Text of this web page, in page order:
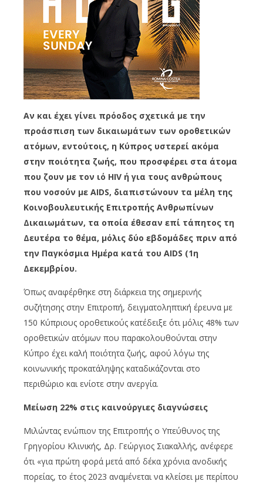
Αν και έχει γίνει πρόοδος σχετικά με την
προάσπιση των δικαιωμάτων των οροθετικών
ατόμων, εντούτοις, η Κύπρος υστερεί ακόμα
στην ποιότητα ζωής, που προσφέρει στα άτομα
που ζουν με τον ιό HIV ή για τους ανθρώπους
που νοσούν με AIDS, διαπιστώνουν τα μέλη της
Κοινοβουλευτικής Επιτροπής Ανθρωπίνων
Δικαιωμάτων, τα οποία έθεσαν επί τάπητος τη
Δευτέρα το θέμα, μόλις δύο εβδομάδες πριν από
την Παγκόσμια Ημέρα κατά του AIDS (1η
Δεκεμβρίου.
Όπως αναφέρθηκε στη διάρκεια της σημερινής
συζήτησης στην Επιτροπή, δειγματοληπτική έρευνα με
150 Κύπριους οροθετικούς κατέδειξε ότι μόλις 48% των
οροθετικών ατόμων που παρακολουθούνται στην
Κύπρο έχει καλή ποιότητα ζωής, αφού λόγω της
κοινωνικής προκατάληψης καταδικάζονται στο
περιθώριο και ενίοτε στην ανεργία.
Μείωση 22% στις καινούργιες διαγνώσεις
Μιλώντας ενώπιον της Επιτροπής ο Υπεύθυνος της
Γρηγορίου Κλινικής, Δρ. Γεώργιος Σιακαλλής, ανέφερε
ότι «για πρώτη φορά μετά από δέκα χρόνια ανοδικής
πορείας, το έτος 2023 αναμένεται να κλείσει με περίπου